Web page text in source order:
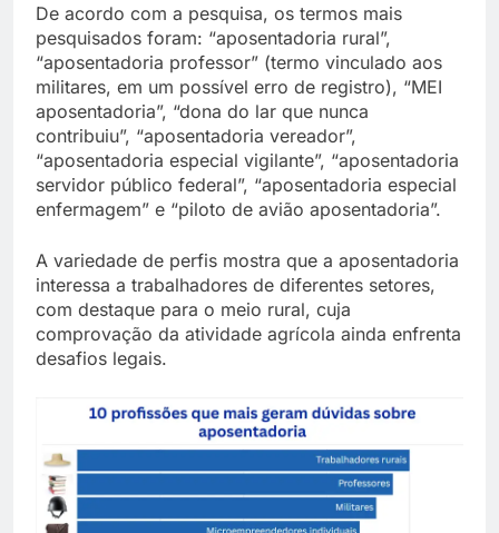
De acordo com a pesquisa, os termos mais
pesquisados foram: “aposentadoria rural”,
“aposentadoria professor” (termo vinculado aos
militares, em um possível erro de registro), “MEI
aposentadoria”, “dona do lar que nunca
contribuiu”, “aposentadoria vereador”,
“aposentadoria especial vigilante”, “aposentadoria
servidor público federal”, “aposentadoria especial
enfermagem” e “piloto de avião aposentadoria”.
A variedade de perfis mostra que a aposentadoria
interessa a trabalhadores de diferentes setores,
com destaque para o meio rural, cuja
comprovação da atividade agrícola ainda enfrenta
desafios legais.